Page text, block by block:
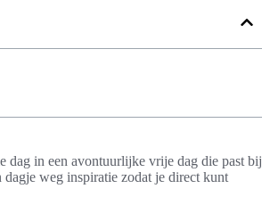
dag in een avontuurlijke vrije dag die past bij
weg inspiratie zodat je direct kunt